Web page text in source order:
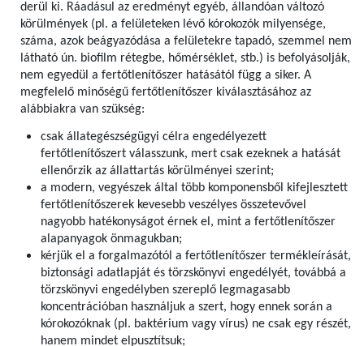
derül ki. Ráadásul az eredményt egyéb, állandóan változó
körülmények (pl. a felületeken lévő kórokozók milyensége,
száma, azok beágyazódása a felületekre tapadó, szemmel nem
látható ún. biofilm rétegbe, hőmérséklet, stb.) is befolyásolják,
nem egyedül a fertőtlenítőszer hatásától függ a siker. A
megfelelő minőségű fertőtlenítőszer kiválasztásához az
alábbiakra van szükség:
csak állategészségügyi célra engedélyezett
fertőtlenítőszert válasszunk, mert csak ezeknek a hatását
ellenőrzik az állattartás körülményei szerint;
a modern, vegyészek által több komponensből kifejlesztett
fertőtlenítőszerek kevesebb veszélyes összetevővel
nagyobb hatékonyságot érnek el, mint a fertőtlenítőszer
alapanyagok önmagukban;
kérjük el a forgalmazótól a fertőtlenítőszer termékleírását,
biztonsági adatlapját és törzskönyvi engedélyét, továbbá a
törzskönyvi engedélyben szereplő legmagasabb
koncentrációban használjuk a szert, hogy ennek során a
kórokozóknak (pl. baktérium vagy vírus) ne csak egy részét,
hanem mindet elpusztítsuk;